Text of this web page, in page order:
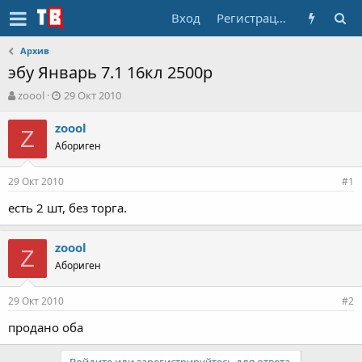
Вход Регистрация
Архив
эбу Январь 7.1 16кл 2500р
А
т
о
т
е
ы
zoool
Д
т
а
н
а
ч
л
а
29 Окт 2010
Z zoool
Абориген
29 Окт 2010 #1
есть 2 шт, без торга.
Z zoool
Абориген
29 Окт 2010 #2
продано оба